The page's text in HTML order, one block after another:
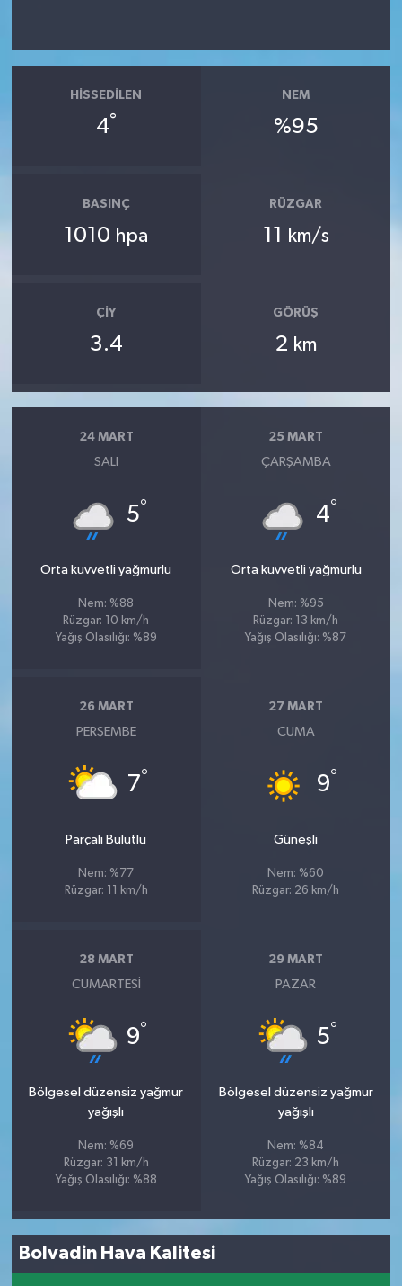
HISSEDILEN
4°
NEM
%95
BASINÇ
1010 hpa
RÜZGAR
11 km/s
ÇIY
3.4
GÖRÜŞ
2 km
24 MART
SALI
5°
Orta kuvvetli yağmurlu
Nem: %88
Rüzgar: 10 km/h
Yağış Olasılığı: %89
25 MART
ÇARŞAMBA
4°
Orta kuvvetli yağmurlu
Nem: %95
Rüzgar: 13 km/h
Yağış Olasılığı: %87
26 MART
PERŞEMBE
7°
Parçalı Bulutlu
Nem: %77
Rüzgar: 11 km/h
27 MART
CUMA
9°
Güneşli
Nem: %60
Rüzgar: 26 km/h
28 MART
CUMARTESI
9°
Bölgesel düzensiz yağmur
yağışlı
Nem: %69
Rüzgar: 31 km/h
Yağış Olasılığı: %88
29 MART
PAZAR
5°
Bölgesel düzensiz yağmur
yağışlı
Nem: %84
Rüzgar: 23 km/h
Yağış Olasılığı: %89
Bolvadin Hava Kalitesi
OLAY
OTOMOTİV
SAĞLIK
Sındırgı
SPOR
SÜRMANŞET
TARİHTE BUGÜN
Trend
TÜRKİYE
VİZYONDAKİLER